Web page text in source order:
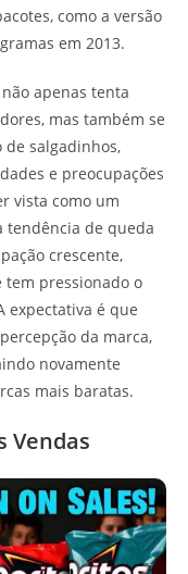
como a versão
em 2013.
apenas tenta
mas também se
salgadinhos,
e preocupações
vista como um
tendência de queda
crescente,
tem pressionado o
expectativa é que
da marca,
novamente
mais baratas.
Vendas